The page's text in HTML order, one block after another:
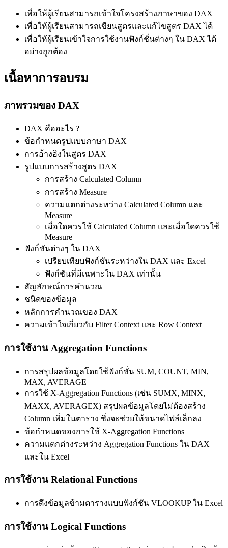
เพื่อให้ผู้เรียนสามารถเข้าใจโครงสร้างภาษาของ DAX
เพื่อให้ผู้เรียนสามารถเขียนสูตรและแก้ไขสูตร DAX ได้
เพื่อให้ผู้เรียนเข้าใจการใช้งานฟังก์ชั่นต่างๆ ใน DAX ได้
อย่างถูกต้อง
เนื้อหาการอบรม
ภาพรวมของ DAX
DAX คืออะไร ?
ข้อกำหนดรูปแบบภาษา DAX
การอ้างอิงในสูตร DAX
รูปแบบการสร้างสูตร DAX
การสร้าง Calculated Column
การสร้าง Measure
ความแตกต่างระหว่าง Calculated Column และ
Measure
เมื่อใดควรใช้ Calculated Column และเมื่อใดควรใช้
Measure
ฟังก์ชันต่างๆ ใน DAX
เปรียบเทียบฟังก์ชันระหว่างใน DAX และ Excel
ฟังก์ชันที่มีเฉพาะใน DAX เท่านั้น
สัญลักษณ์การคำนวณ
ชนิดของข้อมูล
หลักการคำนวณของ DAX
ความเข้าใจเกี่ยวกับ Filter Context และ Row Context
การใช้งาน Aggregation Functions
การสรุปผลข้อมูลโดยใช้ฟังก์ชั่น SUM, COUNT, MIN,
MAX, AVERAGE
การใช้ X-Aggregation Functions (เช่น SUMX, MINX,
MAXX, AVERAGEX) สรุปผลข้อมูลโดยไม่ต้องสร้าง
Column เพิ่มในตาราง ซึ่งจะช่วยให้ขนาดไฟล์เล็กลง
ข้อกำหนดของการใช้ X-Aggregation Functions
ความแตกต่างระหว่าง Aggregation Functions ใน DAX
และใน Excel
การใช้งาน Relational Functions
การดึงข้อมูลข้ามตารางแบบฟังก์ชัน VLOOKUP ใน Excel
การใช้งาน Logical Functions